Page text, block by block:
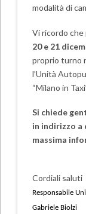
modalità di
Vi ricordo che
20 e 21
proprio turno
l’Unità
“Milano in
Si chiede
in indirizzo a
massima
Cordiali saluti
Responsabile
Gabriele Biolzi